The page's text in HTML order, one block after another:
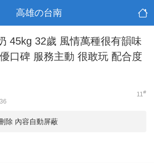
高雄の台南
45kg 32歲 風情萬種很有韻味
口碑 服務主動 很敢玩 配合度
11#
除 內容自動屏蔽